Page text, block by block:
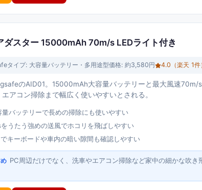
スター 15000mAh 70m/s LEDライト付き
タイプ: 大容量バッテリー・多用途型価格: 約3,580円 4.0 （楽天 1件
のAID01。15000mAh大容量バッテリーと最大風速70m/
アコン掃除まで幅広く使いやすいとされる。
バッテリーで長めの掃除にも使いやすい
うたう強めの送風でホコリを飛ばしやすい
キーボードや車内の暗い隙間も確認しやすい
PC周辺だけでなく、洗車やエアコン掃除など家中の細かな吹